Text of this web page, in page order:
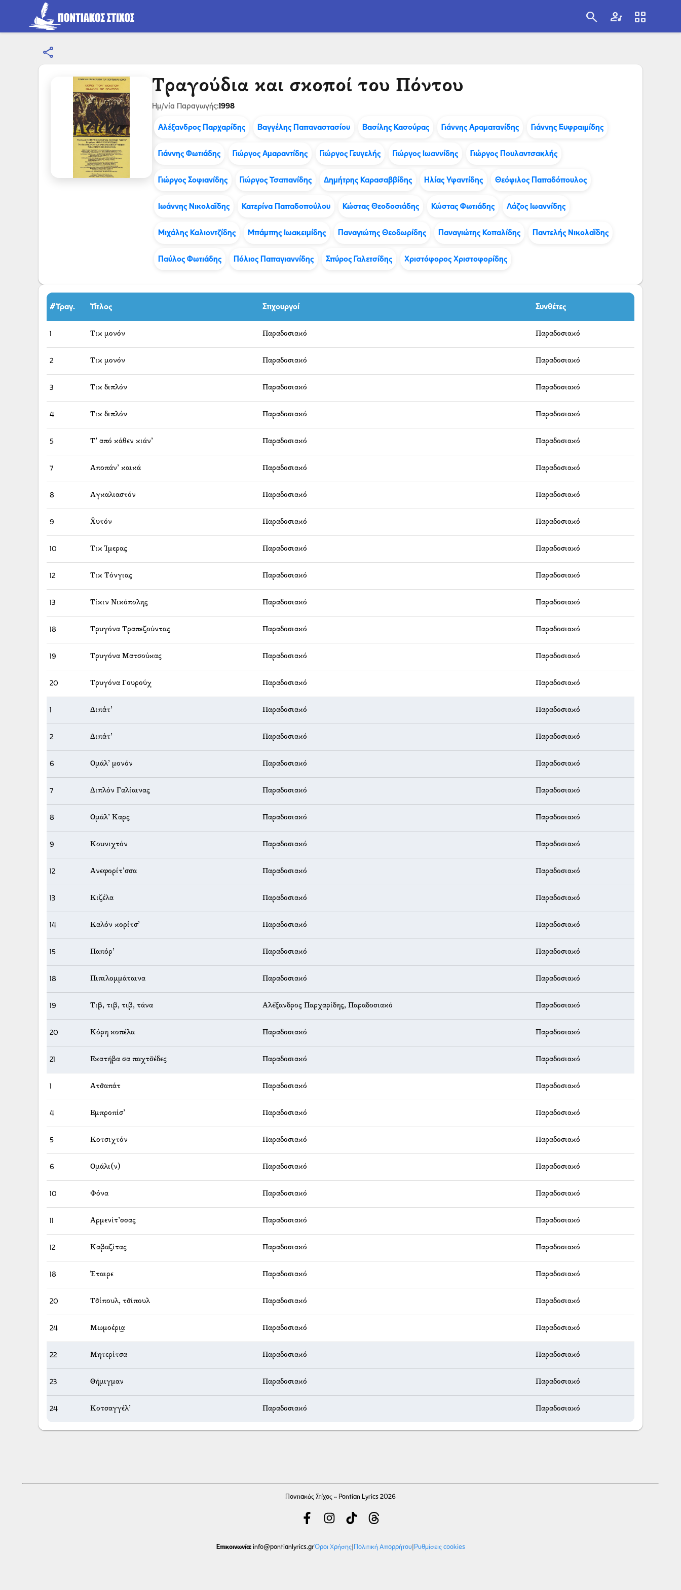
search artist view_cozy
share
Τραγούδια και σκοποί του Πόντου
Ημ/νία Παραγωγής:1998
Αλέξανδρος Παρχαρίδης Βαγγέλης Παπαναστασίου Βασίλης Κασούρας Γιάννης Αραματανίδης Γιάννης Ευφραιμίδης
Γιάννης Φωτιάδης Γιώργος Αμαραντίδης Γιώργος Γευγελής Γιώργος Ιωαννίδης Γιώργος Πουλαντσακλής
Γιώργος Σοφιανίδης Γιώργος Τσαπανίδης Δημήτρης Καρασαββίδης Ηλίας Υφαντίδης Θεόφιλος Παπαδόπουλος
Ιωάννης Νικολαΐδης Κατερίνα Παπαδοπούλου Κώστας Θεοδοσιάδης Κώστας Φωτιάδης Λάζος Ιωαννίδης
Μιχάλης Καλιοντζίδης Μπάμπης Ιωακειμίδης Παναγιώτης Θεοδωρίδης Παναγιώτης Κοπαλίδης Παντελής Νικολαΐδης
Παύλος Φωτιάδης Πόλιος Παπαγιαννίδης Σπύρος Γαλετσίδης Χριστόφορος Χριστοφορίδης
#Τραγ. Τίτλος Στιχουργοί Συνθέτες
1 Τικ μονόν Παραδοσιακό Παραδοσιακό
2 Τικ μονόν Παραδοσιακό Παραδοσιακό
3 Τικ διπλόν Παραδοσιακό Παραδοσιακό
4 Τικ διπλόν Παραδοσιακό Παραδοσιακό
5 Τ’ από κάθεν κιάν’ Παραδοσιακό Παραδοσιακό
7 Αποπάν’ καικά Παραδοσιακό Παραδοσιακό
8 Αγκαλιαστόν Παραδοσιακό Παραδοσιακό
9 Χ̌υτόν Παραδοσιακό Παραδοσιακό
10 Τικ Ίμερας Παραδοσιακό Παραδοσιακό
12 Τικ Τόνγιας Παραδοσιακό Παραδοσιακό
13 Τίκιν Νικόπολης Παραδοσιακό Παραδοσιακό
18 Τρυγόνα Τραπεζούντας Παραδοσιακό Παραδοσιακό
19 Τρυγόνα Ματσούκας Παραδοσιακό Παραδοσιακό
20 Τρυγόνα Γουρούχ Παραδοσιακό Παραδοσιακό
1 Διπάτ’ Παραδοσιακό Παραδοσιακό
2 Διπάτ’ Παραδοσιακό Παραδοσιακό
6 Ομάλ’ μονόν Παραδοσιακό Παραδοσιακό
7 Διπλόν Γαλίαινας Παραδοσιακό Παραδοσιακό
8 Ομάλ’ Καρς Παραδοσιακό Παραδοσιακό
9 Κουνιχτόν Παραδοσιακό Παραδοσιακό
12 Ανεφορίτ’σσα Παραδοσιακό Παραδοσιακό
13 Κιζέλα Παραδοσιακό Παραδοσιακό
14 Καλόν κορίτσ’ Παραδοσιακό Παραδοσιακό
15 Παπόρ’ Παραδοσιακό Παραδοσιακό
18 Πιπιλομμάταινα Παραδοσιακό Παραδοσιακό
19 Τιβ, τιβ, τιβ, τάνα Αλέξανδρος Παρχαρίδης, Παραδοσιακό Παραδοσιακό
20 Κόρη κοπέλα Παραδοσιακό Παραδοσιακό
21 Εκατήβα σα παχτσ̌έδες Παραδοσιακό Παραδοσιακό
1 Ατσ̌απάτ Παραδοσιακό Παραδοσιακό
4 Εμπροπίσ’ Παραδοσιακό Παραδοσιακό
5 Κοτσιχτόν Παραδοσιακό Παραδοσιακό
6 Ομάλι(ν) Παραδοσιακό Παραδοσιακό
10 Φόνα Παραδοσιακό Παραδοσιακό
11 Αρμενίτ’σσας Παραδοσιακό Παραδοσιακό
12 Καβαζίτας Παραδοσιακό Παραδοσιακό
18 Έταιρε Παραδοσιακό Παραδοσιακό
20 Τσ̌ίπουλ, τσ̌ίπουλ Παραδοσιακό Παραδοσιακό
24 Μωμοέρι͜α Παραδοσιακό Παραδοσιακό
22 Μητερίτσα Παραδοσιακό Παραδοσιακό
23 Θήμιγμαν Παραδοσιακό Παραδοσιακό
24 Κοτσαγγέλ’ Παραδοσιακό Παραδοσιακό
Ποντιακός Στίχος - Pontian Lyrics 2026
Επικοινωνία: info@pontianlyrics.grΌροι Χρήσης| Πολιτική Απορρήτου| Ρυθμίσεις cookies